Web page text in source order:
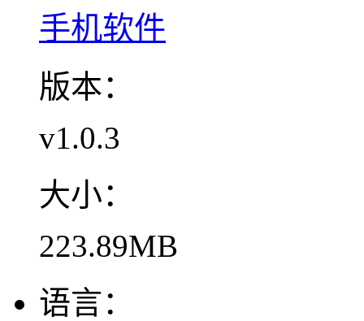
手机软件
版本：
v1.0.3
大小：
223.89MB
语言：